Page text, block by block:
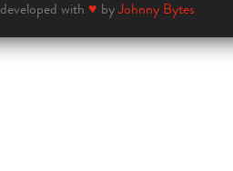
developed with ♥ byJohnny Bytes